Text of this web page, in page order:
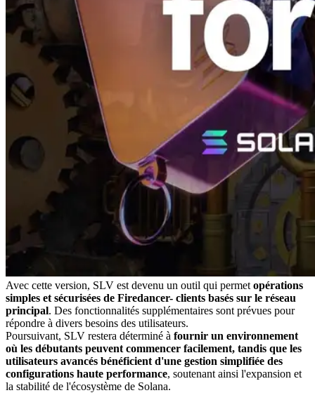
Avec cette version, SLV est devenu un outil qui permet opérations
simples et sécurisées de Firedancer- clients basés sur le réseau
principal. Des fonctionnalités supplémentaires sont prévues pour
répondre à divers besoins des utilisateurs.
Poursuivant, SLV restera déterminé à fournir un environnement
où les débutants peuvent commencer facilement, tandis que les
utilisateurs avancés bénéficient d'une gestion simplifiée des
configurations haute performance, soutenant ainsi l'expansion et
la stabilité de l'écosystème de Solana.